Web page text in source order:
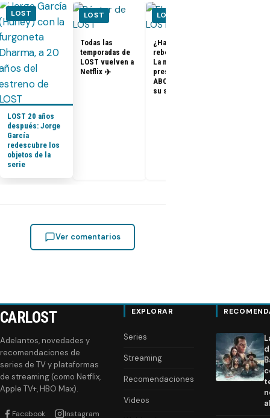
LOST
LOST 20 años
después: Jorge
García
redescubre los
objetos de la
serie
LOST
Todas las
temporadas de
LOST vuelven a
Netflix ✈️
LOST
¿Habrá un
reboot de Lost?
La nueva
presidenta de
ABC dice que es
su sueño
Ver comentarios
CARLOST
Adelantos, novedades y
recomendaciones de
series de TV y plataformas
de streaming (como Netflix,
Apple TV+, HBO Max).
Facebook Instagram
EXPLORAR
Series
Streaming
Recomendaciones
Videos